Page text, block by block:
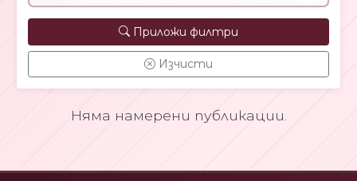
Приложи филтри
Изчисти
Няма намерени публикации.